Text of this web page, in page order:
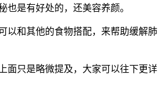
是有好处的，还美容养颜。
和其他的食物搭配，来帮助缓解肺
只是略微提及，大家可以往下更详